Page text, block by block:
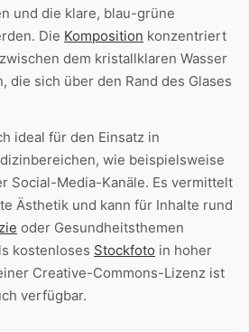
und die klare, blau-grüne
Die Komposition konzentriert
zwischen dem kristallklaren Wasser
die sich über den Rand des Glases
ideal für den Einsatz in
wie beispielsweise
Social-Media-Kanäle. Es vermittelt
Ästhetik und kann für Inhalte rund
oder Gesundheitsthemen
kostenloses Stockfoto in hoher
Creative-Commons-Lizenz ist
verfügbar.